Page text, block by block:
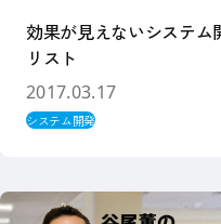
効果が見えないシステム
リスト
2017.03.17
システム開発